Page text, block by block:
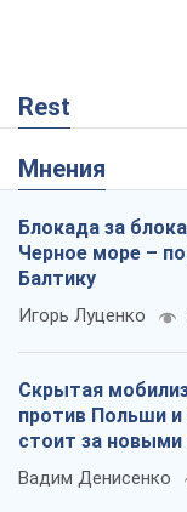
Rest
Мнения
Блокада за
Черное море –
Балтику
Игорь Луценко
Скрытая
против Польши и
стоит за
Вадим Денисенко